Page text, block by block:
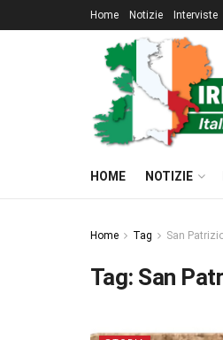
Home Notizie Interviste
HOME NOTIZIE
Home Tag San
Tag: San